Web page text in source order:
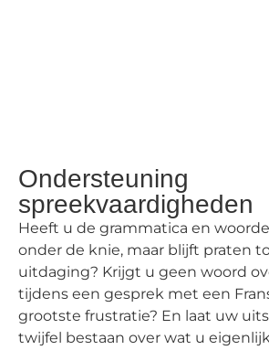
Ondersteuning
spreekvaardigheden
Heeft u de grammatica en
onder de knie, maar blijft praten
uitdaging? Krijgt u geen woord
tijdens een gesprek met een
grootste frustratie? En laat uw
twijfel bestaan over wat u